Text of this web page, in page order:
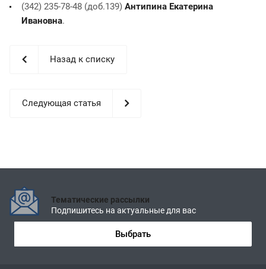
(342) 235-78-48 (доб.139) Антипина Екатерина
Ивановна.
Назад к списку
Следующая статья
Тематические рассылки
Подпишитесь на актуальные для вас
Выбрать